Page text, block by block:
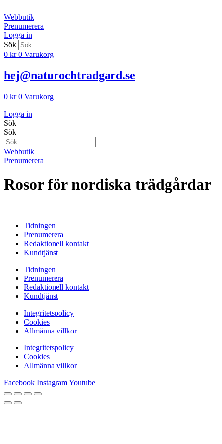
till
innehåll
Webbutik
Prenumerera
Logga in
Sök
0 kr 0 Varukorg
hej@naturochtradgard.se
0 kr 0 Varukorg
Logga in
Sök
Sök
Webbutik
Prenumerera
Rosor för nordiska trädgårdar
Tidningen
Prenumerera
Redaktionell kontakt
Kundtjänst
Tidningen
Prenumerera
Redaktionell kontakt
Kundtjänst
Integritetspolicy
Cookies
Allmänna villkor
Integritetspolicy
Cookies
Allmänna villkor
Facebook InstagramYoutube